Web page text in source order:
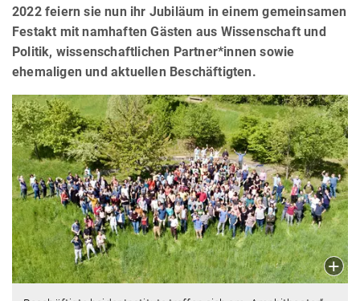
2022 feiern sie nun ihr Jubiläum in einem gemeinsamen
Festakt mit namhaften Gästen aus Wissenschaft und
Politik, wissenschaftlichen Partner*innen sowie
ehemaligen und aktuellen Beschäftigten.